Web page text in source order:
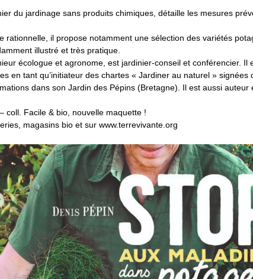
du jardinage sans produits chimiques, détaille les mesures
rationnelle, il propose notamment une sélection des variétés
illustré et très pratique.
écologue et agronome, est jardinier-conseil et conférencier.
en tant qu’initiateur des chartes « Jardiner au naturel »
dans son Jardin des Pépins (Bretagne). Il est aussi
coll. Facile & bio, nouvelle maquette !
magasins bio et sur www.terrevivante.org